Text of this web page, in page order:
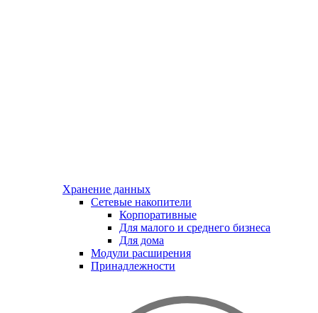
Хранение данных
Сетевые накопители
Корпоративные
Для малого и среднего бизнеса
Для дома
Модули расширения
Принадлежности